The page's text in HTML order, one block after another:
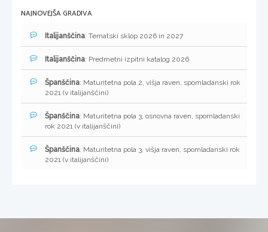
NAJNOVEJŠA GRADIVA
Italijanščina: Tematski sklop 2026 in 2027
Italijanščina: Predmetni izpitni katalog 2026
Španščina: Maturitetna pola 2, višja raven, spomladanski rok
2021 (v italijanščini)
Španščina: Maturitetna pola 3, osnovna raven, spomladanski
rok 2021 (v italijanščini)
Španščina: Maturitetna pola 3, višja raven, spomladanski rok
2021 (v italijanščini)